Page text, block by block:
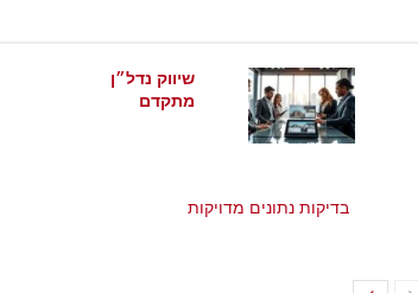
שיווק נדל״ן
מתקדם
בדיקות נתונים מדויקות